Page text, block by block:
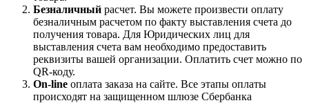
Безналичный расчет. Вы можете произвести оплату
безналичным расчетом по факту выставления счета до
получения товара. Для Юридических лиц для
выставления счета вам необходимо предоставить
реквизиты вашей организации. Оплатить счет можно по
QR-коду.
On-line оплата заказа на сайте. Все этапы оплаты
происходят на защищенном шлюзе Сбербанка